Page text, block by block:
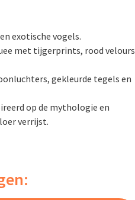
exotische vogels.
met tijgerprints, rood velours
gekleurde tegels en
op de mythologie en
verrijst.